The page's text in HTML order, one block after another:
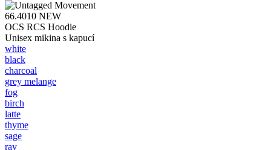
66.4010 NEW
OCS RCS Hoodie
Unisex mikina s kapucí
white
black
charcoal
grey melange
fog
birch
latte
thyme
sage
ray